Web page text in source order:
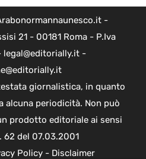
-
21 - 00181 Roma - P.Iva
legal@editorially.it -
giornalistica, in quanto
alcuna periodicità. Non può
prodotto editoriale ai sensi
62 del 07.03.2001
Policy- Disclaimer